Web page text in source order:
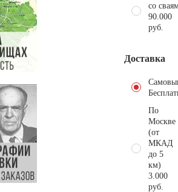
со
90.000
руб.
Доставка
По
Москве
(от
МКАД
до 5
км)
3.000
руб.